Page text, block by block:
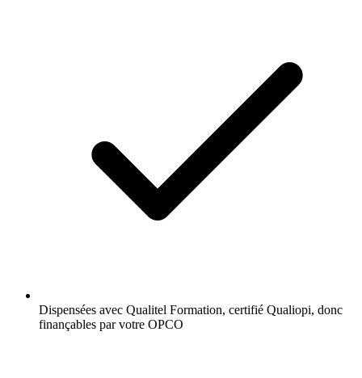
Dispensées avec Qualitel Formation, certifié Qualiopi, donc
finançables par votre OPCO